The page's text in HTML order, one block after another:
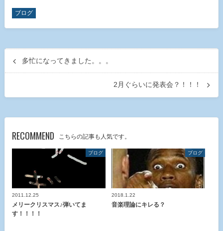
ブログ
多忙になってきました。。。
2月ぐらいに発表会？！！！
RECOMMEND こちらの記事も人気です。
ブログ
2011.12.25
メリークリスマス♪弾いてま
す！！！！
ブログ
2018.1.22
音楽理論にキレる？